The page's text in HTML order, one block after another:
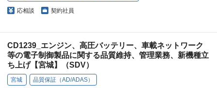
応相談 契約社員
CD1239_エンジン、高圧バッテリー、車載ネットワーク
等の電子制御製品に関する品質維持、管理業務、新機種立
ち上げ【宮城】（SDV）
宮城 品質保証（AD/ADAS）